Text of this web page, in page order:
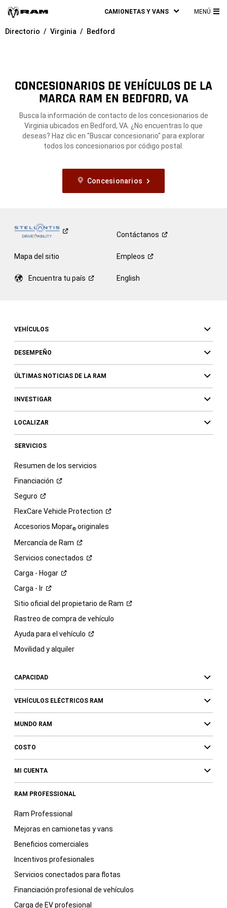
CAMIONETAS Y VANS MENÚ
Directorio Virginia Bedford
CONCESIONARIOS DE VEHÍCULOS DE LA
MARCA RAM EN BEDFORD, VA
Busca la información de contacto de los concesionarios de
Virginia ubicados en Bedford, VA. ¿No encuentras lo que
deseas? Haz clic en "Buscar concesionario" para explorar
todos los concesionarios por código postal.
Concesionarios
Contáctanos
Mapa del sitio Empleos
Encuentra tu país English
VEHÍCULOS
DESEMPEÑO
ÚLTIMAS NOTICIAS DE LA RAM
INVESTIGAR
LOCALIZAR
SERVICIOS
Resumen de los servicios
Financiación
Seguro
FlexCare Vehicle Protection
Accesorios Mopar®originales
Mercancía de Ram
Servicios conectados
Carga - Hogar
Carga - Ir
Sitio oficial del propietario de Ram
Rastreo de compra de vehículo
Ayuda para el vehículo
Movilidad y alquiler
CAPACIDAD
VEHÍCULOS ELÉCTRICOS RAM
MUNDO RAM
COSTO
MI CUENTA
RAM PROFESSIONAL
Ram Professional
Mejoras en camionetas y vans
Beneficios comerciales
Incentivos profesionales
Servicios conectados para flotas
Financiación profesional de vehículos
Carga de EV profesional